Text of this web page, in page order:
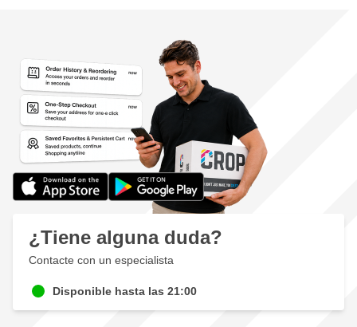
¿Tiene alguna duda?
Contacte con un especialista
Disponible hasta las 21:00